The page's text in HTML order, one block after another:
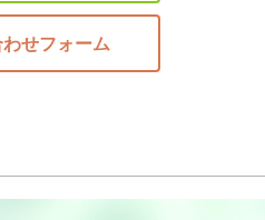
せフォーム